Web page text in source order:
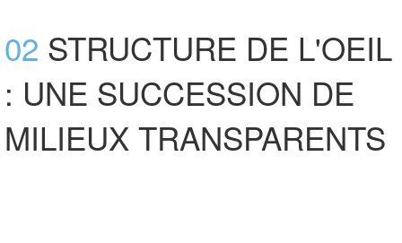
02 STRUCTURE DE L'OEIL
: UNE SUCCESSION DE
MILIEUX TRANSPARENTS